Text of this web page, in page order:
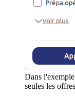
Dans
seules les